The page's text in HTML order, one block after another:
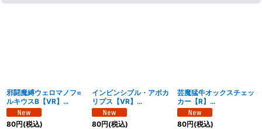
邪闘魔縛ウェロマノフ=
ルキウスB【VR】
{26EX1N14/N25}
《多》
80円(税込)
インビンシブル・アポカ
リプス【VR】
{26EX1N11/N25}
《多》
80円(税込)
芸魔猛牛オックスチェッ
カー【R】
{26EX1N24/N25}
《多》
80円(税込)